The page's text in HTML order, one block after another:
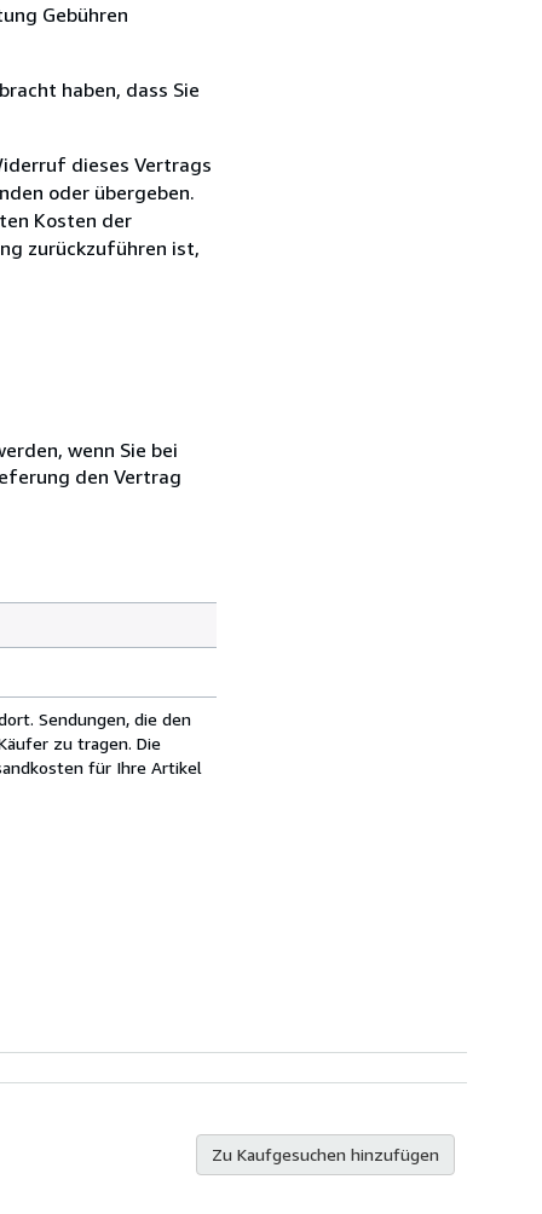
Gebühren
haben, dass Sie
dieses Vertrags
oder übergeben.
Kosten der
zurückzuführen ist,
wenn Sie bei
den Vertrag
Sendungen, die den
zu tragen. Die
für Ihre Artikel
Zu Kaufgesuchen hinzufügen